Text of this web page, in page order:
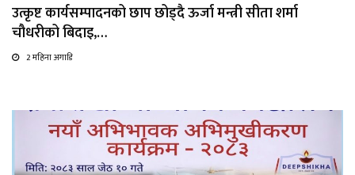
उत्कृष्ट कार्यसम्पादनको छाप छोड्दै ऊर्जा मन्त्री सीता शर्मा
चौधरीको बिदाइ,…
2 महिना अगाडि